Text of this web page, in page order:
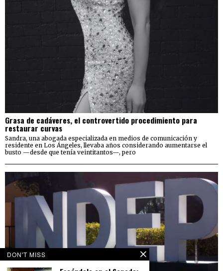
Grasa de cadáveres, el controvertido procedimiento para
restaurar curvas
Sandra, una abogada especializada en medios de comunicación y
residente en Los Ángeles, llevaba años considerando aumentarse el
busto —desde que tenía veintitantos—, pero
DON'T MISS